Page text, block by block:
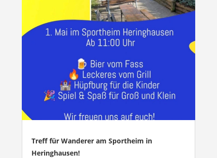
Treff für Wanderer am Sportheim in
Heringhausen!